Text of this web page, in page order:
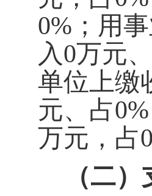
0% ；用
入0万元
单位上缴
元、占0%
万元，占
（二